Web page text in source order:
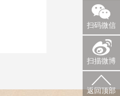
扫码微信
扫描微博
返回顶部